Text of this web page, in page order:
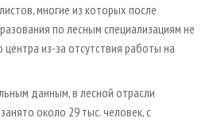
многие из которых после
по лесным специализациям не
центра из-за отсутствия работы на
данным, в лесной отрасли
около 29 тыс. человек, с